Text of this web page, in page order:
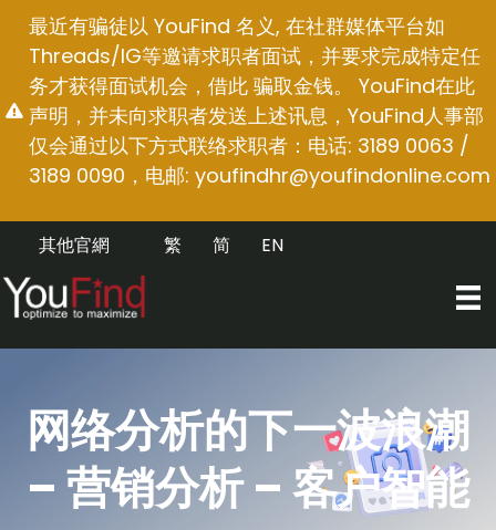
最近有骗徒以 YouFind 名义, 在社群媒体平台如
Threads/IG等邀请求职者面试，并要求完成特定任
务才获得面试机会，借此 骗取金钱。 YouFind在此
声明，并未向求职者发送上述讯息，YouFind人事部
仅会通过以下方式联络求职者：电话: 3189 0063 /
3189 0090，电邮: youfindhr@youfindonline.com
其他官網 EN
简
繁
网络分析的下一波浪潮
– 营销分析 – 客户智能